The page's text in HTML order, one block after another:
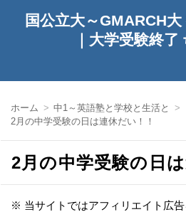
国公立大～GMARCH
｜大学受験終
ホーム
中1～英語塾と学校と生活と
2月の中学受験の日は連休だい！！
2月の中学受験の日
※ 当サイトではアフィリエイト広